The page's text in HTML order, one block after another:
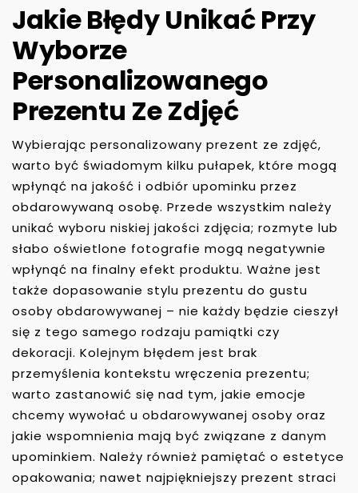
Jakie Błędy Unikać Przy
Wyborze
Personalizowanego
Prezentu Ze Zdjęć
Wybierając personalizowany prezent ze zdjęć,
warto być świadomym kilku pułapek, które mogą
wpłynąć na jakość i odbiór upominku przez
obdarowywaną osobę. Przede wszystkim należy
unikać wyboru niskiej jakości zdjęcia; rozmyte lub
słabo oświetlone fotografie mogą negatywnie
wpłynąć na finalny efekt produktu. Ważne jest
także dopasowanie stylu prezentu do gustu
osoby obdarowywanej – nie każdy będzie cieszył
się z tego samego rodzaju pamiątki czy
dekoracji. Kolejnym błędem jest brak
przemyślenia kontekstu wręczenia prezentu;
warto zastanowić się nad tym, jakie emocje
chcemy wywołać u obdarowywanej osoby oraz
jakie wspomnienia mają być związane z danym
upominkiem. Należy również pamiętać o estetyce
opakowania; nawet najpiękniejszy prezent straci